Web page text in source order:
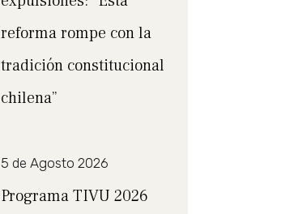
reforma rompe con la
tradición constitucional
chilena”
5 de Agosto 2026
Programa TIVU 2026